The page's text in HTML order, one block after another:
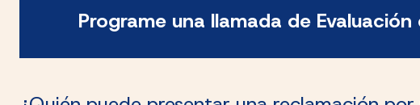
Programe una llamada de Evaluación